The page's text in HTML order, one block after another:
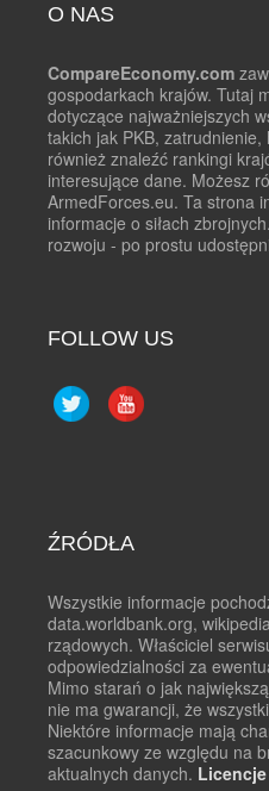
O NAS
CompareEconomy.com
gospodarkach krajów. Tutaj
dotyczące najważniejszych
takich jak PKB,
również znaleźć rankingi
interesujące dane. Możesz
ArmedForces.eu. Ta strona
informacje o siłach
rozwoju - po prostu
FOLLOW US
ŹRÓDŁA
Wszystkie informacje
data.worldbank.org,
rządowych. Właściciel
odpowiedzialności za
Mimo starań o jak
nie ma gwarancji, że
Niektóre informacje mają
szacunkowy ze względu na
aktualnych danych. Licencje